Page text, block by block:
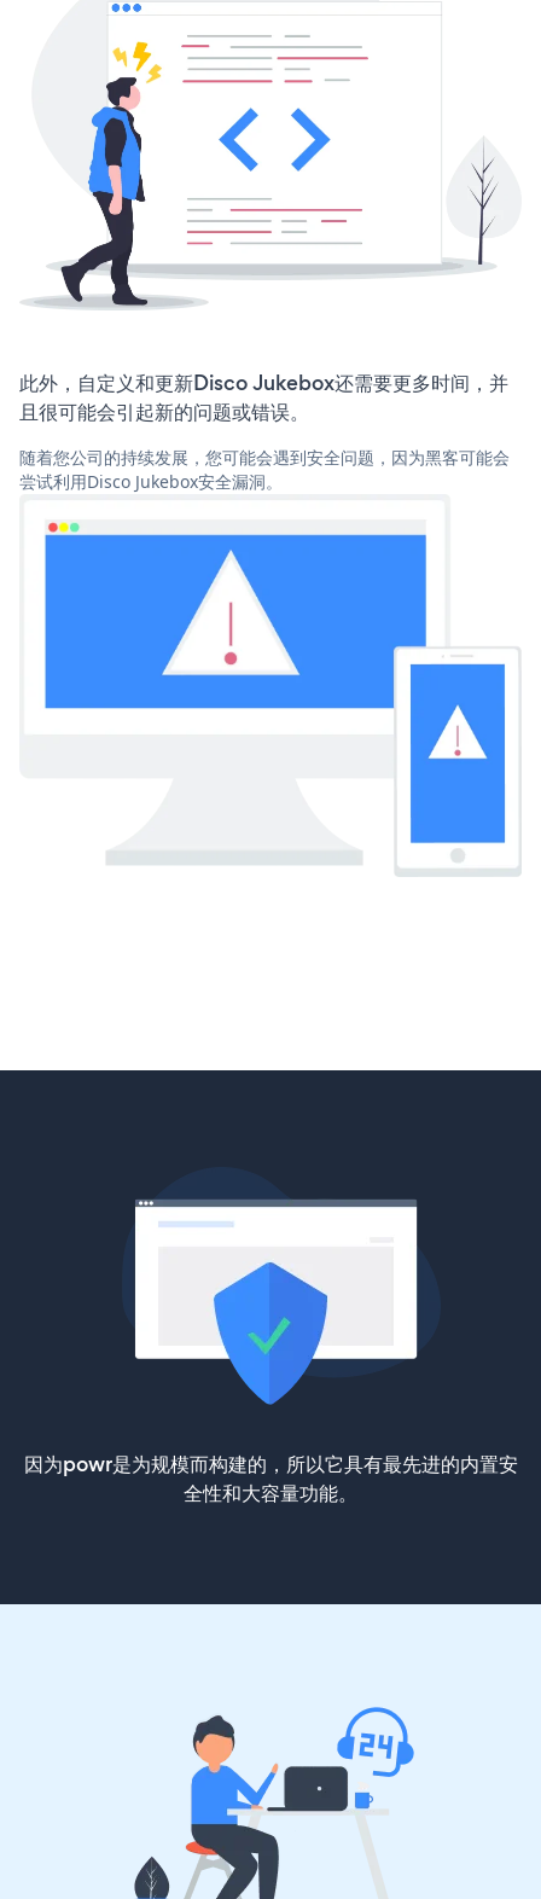
此外，自定义和更新Disco Jukebox还需要更多时间，并
且很可能会引起新的问题或错误。
随着您公司的持续发展，您可能会遇到安全问题，因为黑客可能会
尝试利用Disco Jukebox安全漏洞。
因为powr是为规模而构建的，所以它具有最先进的内置安
全性和大容量功能。